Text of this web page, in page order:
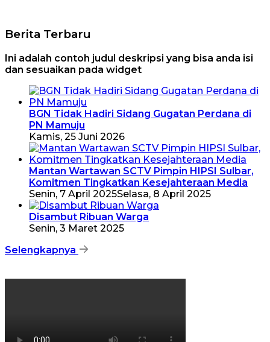
Berita Terbaru
Ini adalah contoh judul deskripsi yang bisa anda isi
dan sesuaikan pada widget
BGN Tidak Hadiri Sidang Gugatan Perdana di
PN Mamuju
Kamis, 25 Juni 2026
Mantan Wartawan SCTV Pimpin HIPSI Sulbar,
Komitmen Tingkatkan Kesejahteraan Media
Senin, 7 April 2025Selasa, 8 April 2025
Disambut Ribuan Warga
Senin, 3 Maret 2025
Selengkapnya